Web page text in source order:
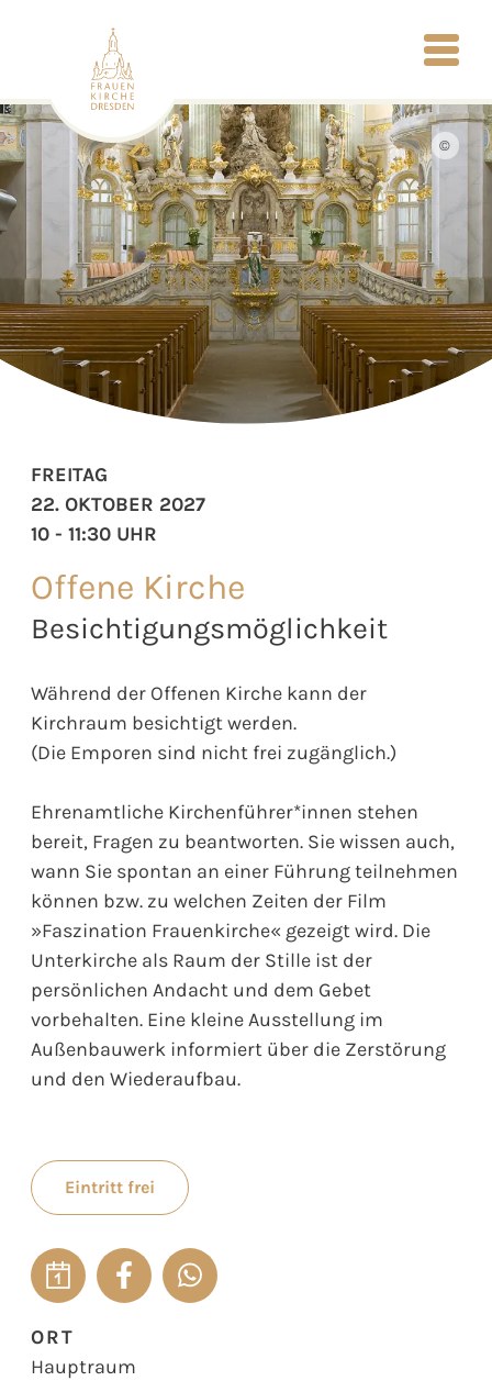
©
Offene Kirche
Besichtigungsmöglichkeit
Während der Offenen Kirche kann der
Kirchraum besichtigt werden.
(Die Emporen sind nicht frei zugänglich.)
Ehrenamtliche Kirchenführer*innen stehen
bereit, Fragen zu beantworten. Sie wissen auch,
wann Sie spontan an einer Führung teilnehmen
können bzw. zu welchen Zeiten der Film
»Faszination Frauenkirche« gezeigt wird. Die
Unterkirche als Raum der Stille ist der
persönlichen Andacht und dem Gebet
vorbehalten. Eine kleine Ausstellung im
Außenbauwerk informiert über die Zerstörung
und den Wiederaufbau.
Eintritt frei
FREITAG
22. OKTOBER 2027
10 - 11:30 UHR
ORT
Hauptraum